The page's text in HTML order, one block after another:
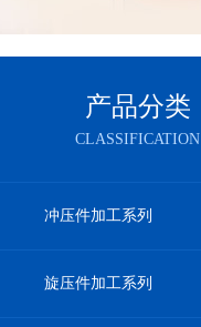
产品分类
CLASSIFICATION
冲压件加工系列
旋压件加工系列